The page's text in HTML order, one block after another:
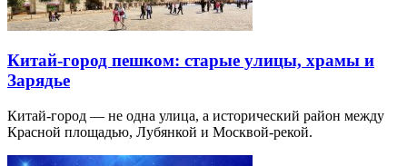
Китай-город пешком: старые улицы, храмы и
Зарядье
Китай-город — не одна улица, а исторический район между
Красной площадью, Лубянкой и Москвой-рекой.